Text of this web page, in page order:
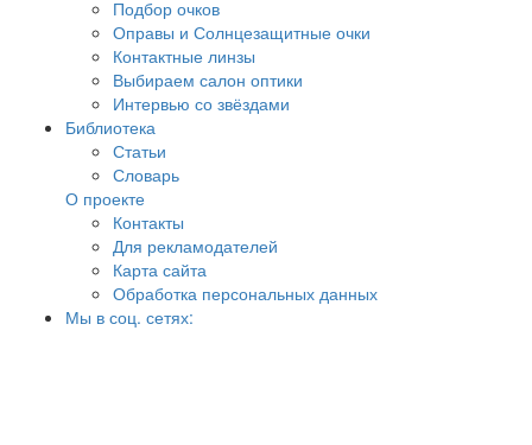
Подбор очков
Оправы и Солнцезащитные очки
Контактные линзы
Выбираем салон оптики
Интервью со звёздами
Библиотека
Статьи
Словарь
О проекте
Контакты
Для рекламодателей
Карта сайта
Обработка персональных данных
Мы в соц. сетях: